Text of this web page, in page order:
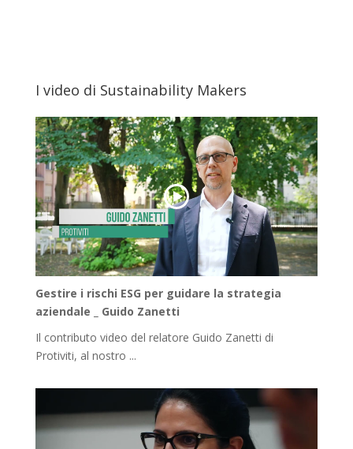
I video di Sustainability Makers
Gestire i rischi ESG per guidare la strategia
aziendale _ Guido Zanetti
Il contributo video del relatore Guido Zanetti di
Protiviti, al nostro ...